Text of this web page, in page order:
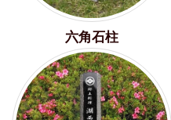
六角石柱